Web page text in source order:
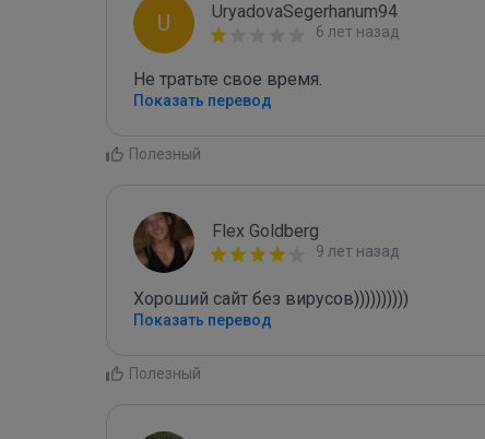
U UryadovaSegerhanum94
6 лет назад
Не тратьте свое время.
Показать перевод
Полезный
Flex Goldberg
9 лет назад
Хороший сайт без вирусов))))))))))
Показать перевод
Полезный